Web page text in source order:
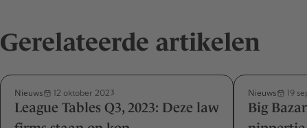
Gerelateerde artikelen
Nieuws 12 oktober 2023
League Tables Q3, 2023: Deze law
Nieuws 19
Big